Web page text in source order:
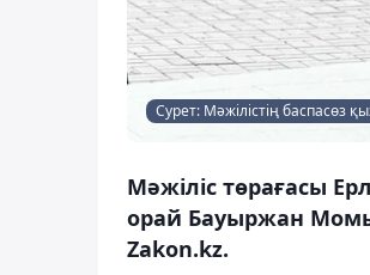
Сурет: Мәжілістің баспасөз
Мәжіліс төрағасы
орай Бауыржан
Zakon.kz.